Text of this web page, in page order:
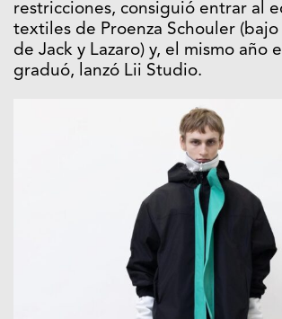
restricciones, consiguió entrar al
textiles de Proenza Schouler
de Jack y Lazaro) y, el mismo año
graduó, lanzó Lii Studio.